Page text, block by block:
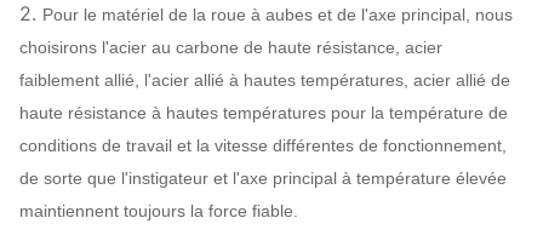
2. Pour le matériel de la roue à aubes et de l'axe principal, nous
choisirons l'acier au carbone de haute résistance, acier
faiblement allié, l'acier allié à hautes températures, acier allié de
haute résistance à hautes températures pour la température de
conditions de travail et la vitesse différentes de fonctionnement,
de sorte que l'instigateur et l'axe principal à température élevée
maintiennent toujours la force fiable.